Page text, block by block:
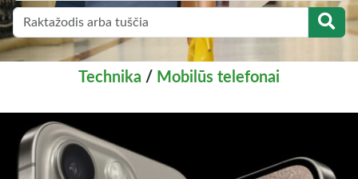
Technika / Mobilūs telefonai